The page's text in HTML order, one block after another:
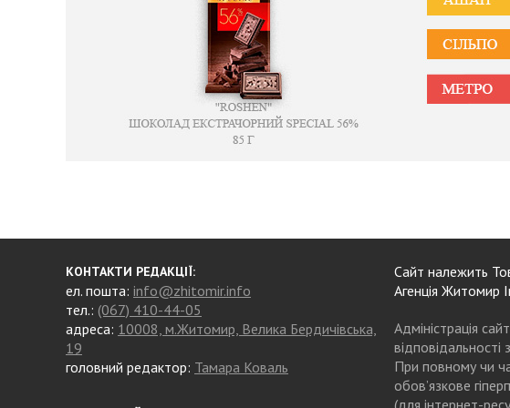
КОНТАКТИ РЕДАКЦІЇ:
ел. пошта: info@zhitomir.info
тел.: (067) 410-44-05
адреса: 10008, м.Житомир, Велика Бердичівська,
19
головний редактор: Тамара Коваль
Сайт належить
Агенція
Адміністрація
відповідальності
При повному чи
обов’язкове
(для інтернет-